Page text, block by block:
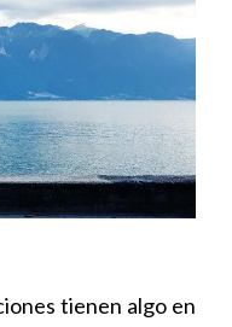
tienen algo en